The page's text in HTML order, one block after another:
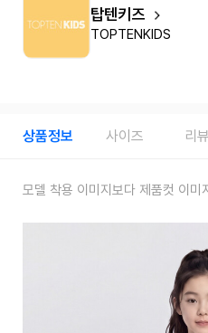
탑텐키즈
TOPTENKIDS
상품정보 사이즈 리뷰
모델 착용 이미지보다 제품컷 이미